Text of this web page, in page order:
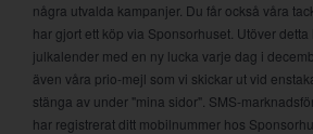
några utvalda kampanjer. Du får också våra
har gjort ett köp via Sponsorhuset. Utöver
julkalender med en ny lucka varje dag i
även våra prio-mejl som vi skickar ut vid
stänga av under "mina sidor". SMS-
har registrerat ditt mobilnummer hos